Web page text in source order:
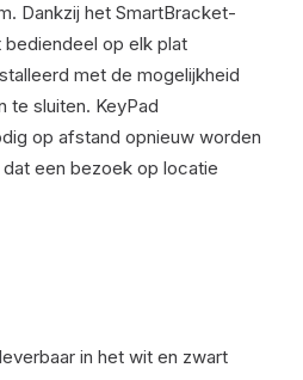
Dankzij het SmartBracket-
op elk plat
met de mogelijkheid
te sluiten. KeyPad
op afstand opnieuw worden
een bezoek op locatie
in het wit en zwart